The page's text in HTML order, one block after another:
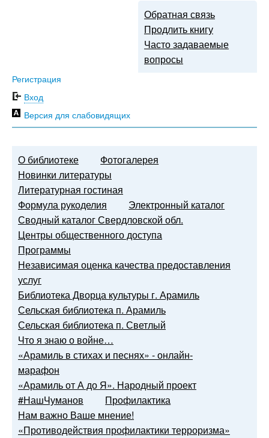
Обратная связь
Продлить книгу
Часто задаваемые
вопросы
Регистрация
Вход
Версия для слабовидящих
О библиотеке
Фотогалерея
Новинки литературы
Литературная гостиная
Формула рукоделия
Электронный каталог
Сводный каталог Свердловской обл.
Центры общественного доступа
Программы
Независимая оценка качества предоставления
услуг
Библиотека Дворца культуры г. Арамиль
Сельская библиотека п. Арамиль
Сельская библиотека п. Светлый
Что я знаю о войне…
«Арамиль в стихах и песнях» - онлайн-
марафон
«Арамиль от А до Я». Народный проект
#НашЧуманов
Профилактика
Нам важно Ваше мнение!
«Противодействия профилактики терроризма»